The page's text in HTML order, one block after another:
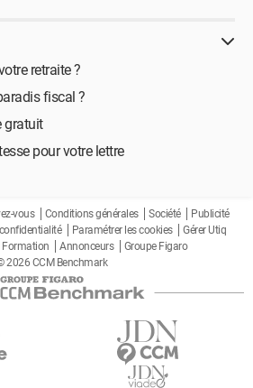
retraite ?
fiscal ?
gratuit
pour votre lettre
vous Conditions générales Société
Publicité
Paramétrer les cookies
Gérer Utiq
Formation Annonceurs
Groupe Figaro
2026 CCM Benchmark